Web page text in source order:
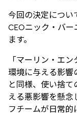
今回の決定につい
CEOニック・バ
ます。
「マーリン・エ
環境に与える影響
と同様、使い捨
える悪影響を懸念
フチームが日常的